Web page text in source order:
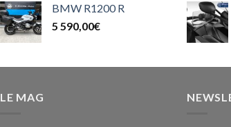
BMW R1200 R
5 590,00€
LE MAG